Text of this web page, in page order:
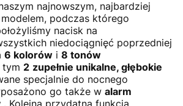
najnowszym, najbardziej
podczas którego
nacisk na
niedociągnięć poprzedniej
6 kolorów i 8 tonów
tym 2 zupełnie unikalne, głębokie
specjalnie do nocnego
go także w alarm